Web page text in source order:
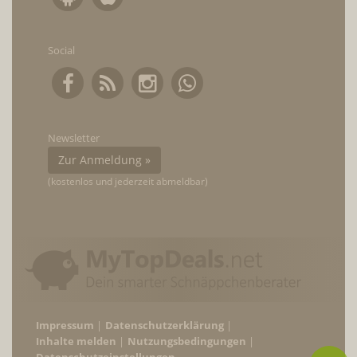
Social
Newsletter
Zur Anmeldung »
(kostenlos und jederzeit abmeldbar)
Impressum
Datenschutzerklärung
Inhalte melden
Nutzungsbedingungen